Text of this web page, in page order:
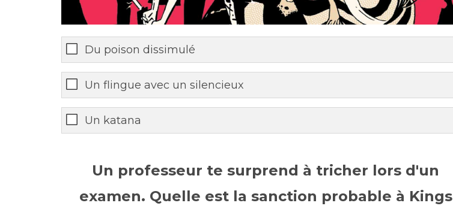
Du poison dissimulé
Un flingue avec un silencieux
Un katana
Un professeur te surprend à tricher lors d'un
examen. Quelle est la sanction probable à Kings